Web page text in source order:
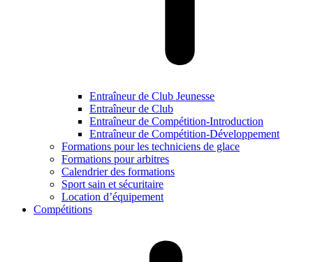
Entraîneur de Club Jeunesse
Entraîneur de Club
Entraîneur de Compétition-Introduction
Entraîneur de Compétition-Développement
Formations pour les techniciens de glace
Formations pour arbitres
Calendrier des formations
Sport sain et sécuritaire
Location d’équipement
Compétitions